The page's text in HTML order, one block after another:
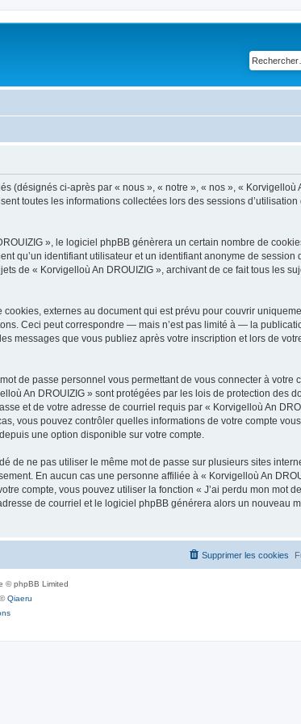
(désignés ci-après par « nous », « notre », « nos », « Korvigelloù
toutes les informations collectées lors des sessions
», le logiciel phpBB génèrera un certain nombre de
qu’un identifiant utilisateur et un identifiant anonyme de session
de « Korvigelloù An DROUIZIG », archivant de ce fait tous les
externes au document qui est prévu pour couvrir
Ceci peut correspondre — mais n’est pas limité à — la
messages que vous publiez après votre inscription et lors de
de passe personnel vous permettant de vous connecter à votre
An DROUIZIG » sont protégées par les lois de protection des
et de votre adresse de courriel requis par « Korvigelloù An
vous pouvez contrôler quelles informations de votre compte
une option disponible sur votre compte.
de ne pas utiliser le même mot de passe sur plusieurs sites
En aucun cas une personne affiliée à « Korvigelloù An
compte, vous pouvez utiliser la fonction « J’ai perdu mon mot
de courriel et le logiciel phpBB générera alors un nouveau
Supprimer les cookies
© phpBB Limited
©Qiaeru